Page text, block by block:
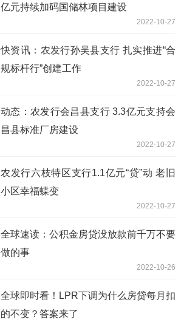
亿元持续加码国储林项目建设
2022-10-27
快资讯：农发行孙吴县支行 扎实推进“合
规标杆行”创建工作
2022-10-27
动态：农发行会昌县支行 3.3亿元支持会
昌县标准厂房建设
2022-10-27
农发行六枝特区支行1.1亿元“贷”动 老旧
小区幸福蝶变
2022-10-27
全球速读：公积金房贷没放款前千万不要
做的事
2022-10-26
全球即时看！LPR下调为什么房贷每月扣
的不变？答案来了